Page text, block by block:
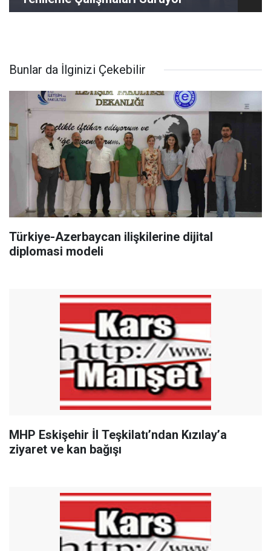
Bunlar da İlginizi Çekebilir
Türkiye-Azerbaycan ilişkilerine dijital
diplomasi modeli
MHP Eskişehir İl Teşkilatı’ndan Kızılay’a
ziyaret ve kan bağışı